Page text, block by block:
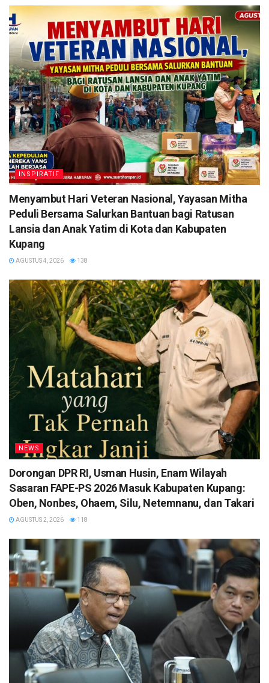
INSPIRATIF
​Menyambut Hari Veteran Nasional, Yayasan Mitha
Peduli Bersama Salurkan Bantuan bagi Ratusan
Lansia dan Anak Yatim di Kota dan Kabupaten
Kupang
AGUSTUS 4, 2026 138
NEWS
Dorongan DPR RI, Usman Husin, Enam Wilayah
Sasaran FAPE-PS 2026 Masuk Kabupaten Kupang:
Oben, Nonbes, Ohaem, Silu, Netemnanu, dan Takari
AGUSTUS 2, 2026 118